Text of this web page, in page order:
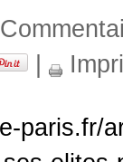
paris.fr/